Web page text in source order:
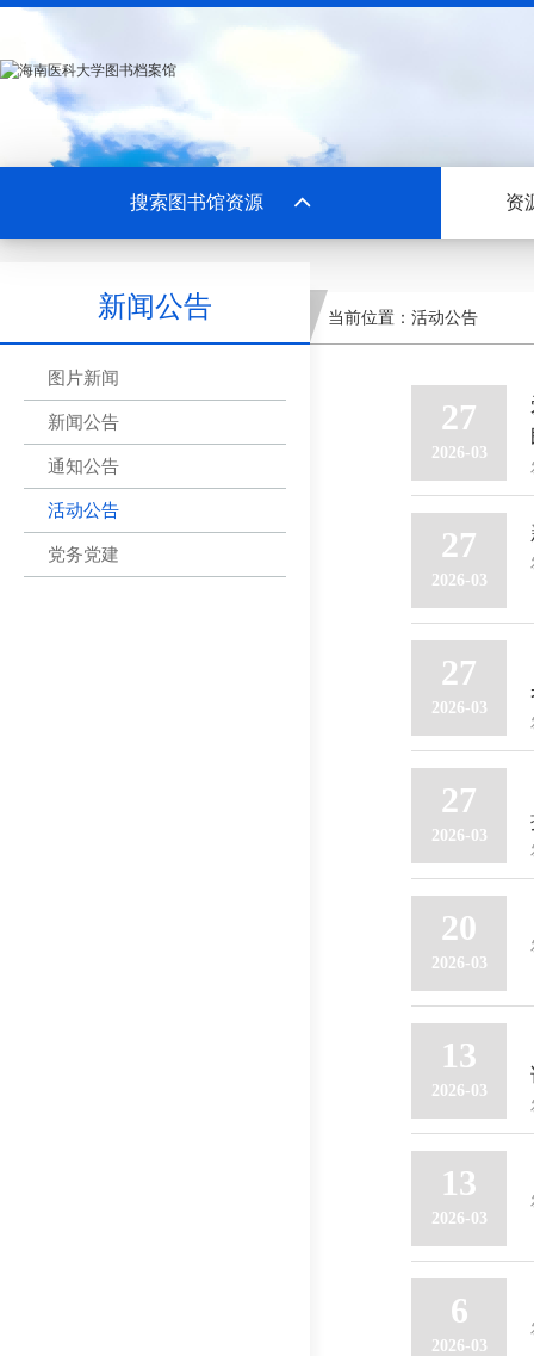
搜索图书馆资源 资
新闻公告
图片新闻
新闻公告
通知公告
活动公告
党务党建
当前位置： 活动公告
27
2026-03
27
2026-03
27
2026-03
27
2026-03
20
2026-03
13
2026-03
13
2026-03
6
2026-03